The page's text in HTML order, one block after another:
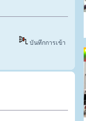
บันทึกการเข้า